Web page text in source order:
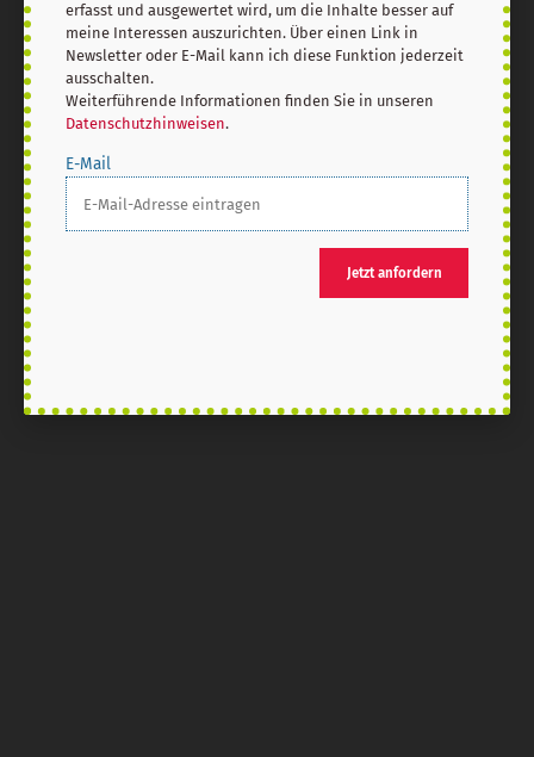
Nach oben
erfasst und ausgewertet wird, um die Inhalte besser auf
meine Interessen auszurichten. Über einen Link in
Newsletter oder E-Mail kann ich diese Funktion jederzeit
ausschalten.
Weiterführende Informationen finden Sie in unseren
Datenschutzhinweisen.
E-Mail
Jetzt anfordern